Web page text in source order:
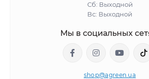
Сб: Выходной
Вс: Выходной
Мы в социальных
shop@agreen.ua